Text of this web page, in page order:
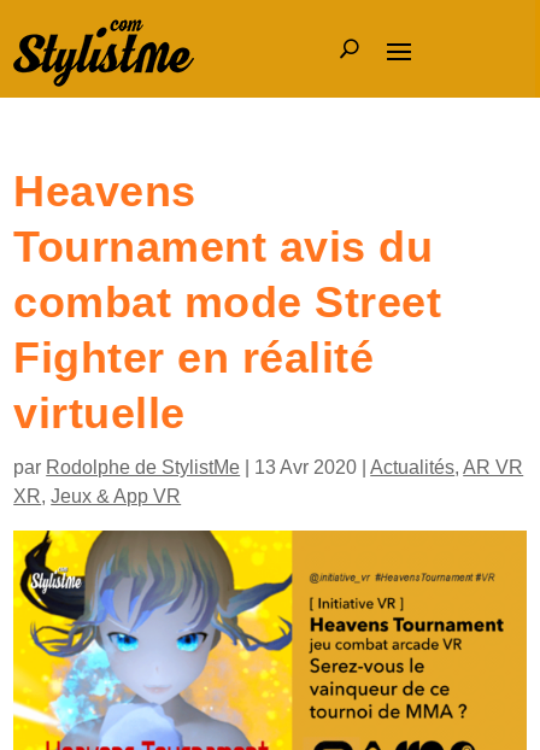
Heavens
Tournament avis du
combat mode Street
Fighter en réalité
virtuelle
par Rodolphe de StylistMe 13 Avr 2020 |Actualités,AR VR
XR,Jeux & App VR